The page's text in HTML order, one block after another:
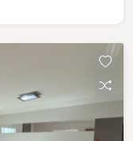
para o dia